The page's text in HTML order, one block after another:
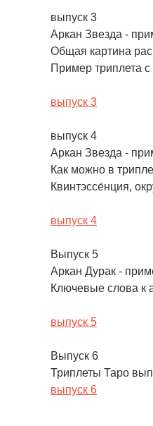
выпуск 3
Аркан Звезда -
Общая картина
Пример триплета
выпуск 3
выпуск 4
Аркан Звезда -
Как можно в
Квинтэссе́нция,
выпуск 4
Выпуск 5
Аркан Дурак -
Ключевые слова к
выпуск 5
Выпуск 6
Триплеты Таро
выпуск 6